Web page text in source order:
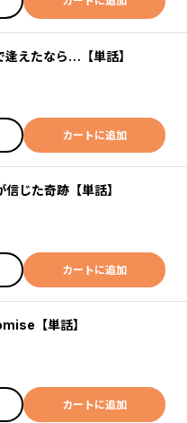
えたなら…【単話】
カートに追加
じた奇跡【単話】
カートに追加
【単話】
カートに追加